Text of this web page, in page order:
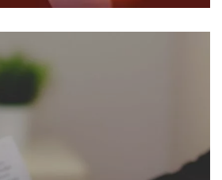
כנסים
לכל העוסקים בתעשיית